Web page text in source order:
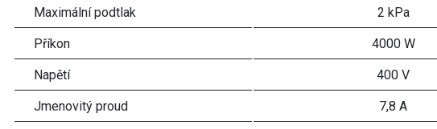
Maximální podtlak 2 kPa
Příkon 4000 W
Napětí 400 V
Jmenovitý proud 7,8 A